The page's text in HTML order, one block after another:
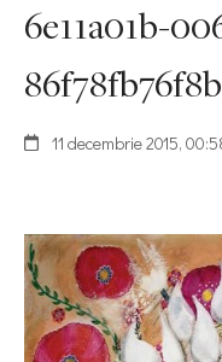
6e11a01b-
86f78fb76f8b
11 decembrie 2015,